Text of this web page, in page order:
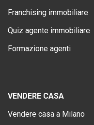
Franchising immobiliare
Quiz agente immobiliare
Formazione agenti
VENDERE CASA
Vendere casa a Milano